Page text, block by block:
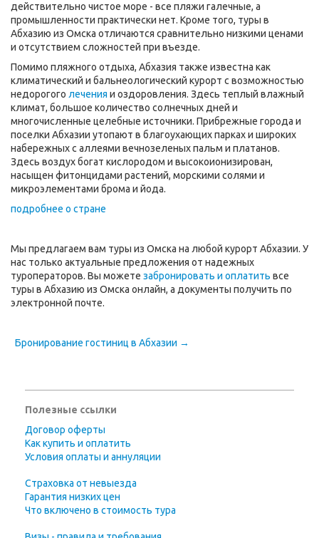
действительно чистое море - все пляжи галечные, а
промышленности практически нет. Кроме того, туры в
Абхазию из Омска отличаются сравнительно низкими ценами
и отсутствием сложностей при въезде.
Помимо пляжного отдыха, Абхазия также известна как
климатический и бальнеологический курорт с возможностью
недорогого лечения и оздоровления. Здесь теплый влажный
климат, большое количество солнечных дней и
многочисленные целебные источники. Прибрежные города и
поселки Абхазии утопают в благоухающих парках и широких
набережных с аллеями вечнозеленых пальм и платанов.
Здесь воздух богат кислородом и высокоионизирован,
насыщен фитонцидами растений, морскими солями и
микроэлементами брома и йода.
подробнее о стране
Мы предлагаем вам туры из Омска на любой курорт Абхазии. У
нас только актуальные предложения от надежных
туроператоров. Вы можете забронировать и оплатить все
туры в Абхазию из Омска онлайн, а документы получить по
электронной почте.
Бронирование гостиниц в Абхазии →
Полезные ссылки
Договор оферты
Как купить и оплатить
Условия оплаты и аннуляции
Страховка от невыезда
Гарантия низких цен
Что включено в стоимость тура